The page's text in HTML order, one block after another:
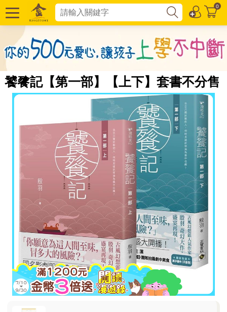
0
饕餮記【第一部】【上下】套書不分售